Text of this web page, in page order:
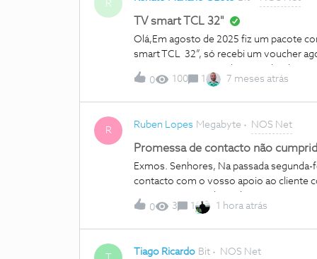
R
TV smart TCL 32"
Olá,Em agosto de 2025 fiz um pacote
smart TCL 32”, só recebi um voucher
que não se encontra disponivel na loja
0
100 1 7 meses atrás
R
Ruben Lopes Megabyte NOS Net
Promessa de contacto não
Exmos. Senhores, Na passada
contacto com o vosso apoio ao cliente
em vigor, apesar de ainda me encontrar
precisamente, prolongar esse vínculo,
pedido para a equipa responsável pelas
0 3 1 1 hora atrás
Tiago Ricardo Bit NOS Net